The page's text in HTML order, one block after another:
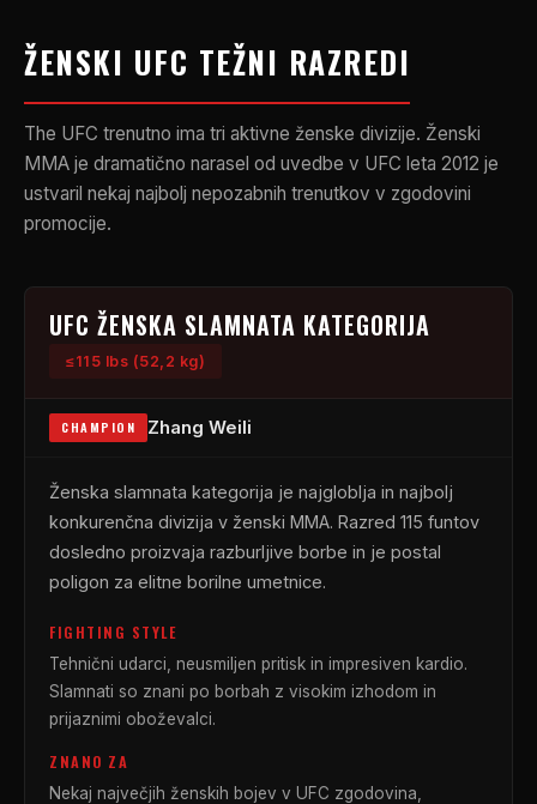
ŽENSKI UFC TEŽNI RAZREDI
The UFC trenutno ima tri aktivne ženske divizije. Ženski
MMA je dramatično narasel od uvedbe v UFC leta 2012 je
ustvaril nekaj najbolj nepozabnih trenutkov v zgodovini
promocije.
UFC ŽENSKA SLAMNATA KATEGORIJA
≤115 lbs (52,2 kg)
CHAMPION Zhang Weili
Ženska slamnata kategorija je najgloblja in najbolj
konkurenčna divizija v ženski MMA. Razred 115 funtov
dosledno proizvaja razburljive borbe in je postal
poligon za elitne borilne umetnice.
FIGHTING STYLE
Tehnični udarci, neusmiljen pritisk in impresiven kardio.
Slamnati so znani po borbah z visokim izhodom in
prijaznimi oboževalci.
ZNANO ZA
Nekaj največjih ženskih bojev v UFC zgodovina,